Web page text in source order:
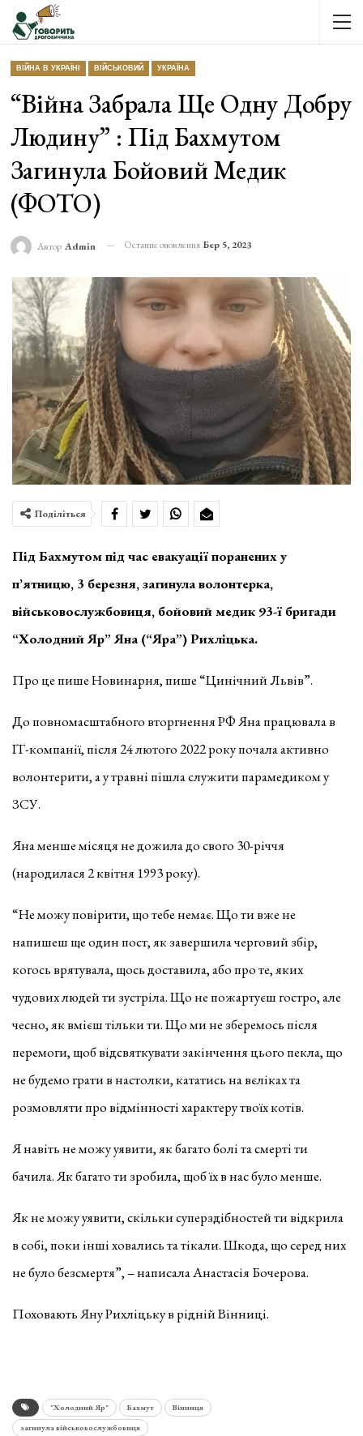
ВІЙНА В УКРАЇНІ ВІЙСЬКОВИЙ УКРАЇНА
“Війна Забрала Ще Одну Добру
Людину” : Під Бахмутом
Загинула Бойовий Медик
(ФОТО)
Автор Admin Останнє оновлення Бер 5, 2023
Поділіться
Під Бахмутом під час евакуації поранених у
п’ятницю, 3 березня, загинула волонтерка,
військовослужбовиця, бойовий медик 93-ї бригади
“Холодний Яр” Яна (“Яра”) Рихліцька.
Про це пише Новинарня, пише “Цинічний Львів”.
До повномасштабного вторгнення РФ Яна працювала в
ІТ-компанії, після 24 лютого 2022 року почала активно
волонтерити, а у травні пішла служити парамедиком у
ЗСУ.
Яна менше місяця не дожила до свого 30-річчя
(народилася 2 квітня 1993 року).
“Не можу повірити, що тебе немає. Що ти вже не
напишеш ще один пост, як завершила черговий збір,
когось врятувала, щось доставила, або про те, яких
чудових людей ти зустріла. Що не пожартуєш гостро, але
чесно, як вмієш тільки ти. Що ми не зберемось після
перемоги, щоб відсвяткувати закінчення цього пекла, що
не будемо грати в настолки, кататись на вєліках та
розмовляти про відмінності характеру твоїх котів.
Я навіть не можу уявити, як багато болі та смерті ти
бачила. Як багато ти зробила, щоб їх в нас було менше.
Як не можу уявити, скільки суперздібностей ти відкрила
в собі, поки інші ховались та тікали. Шкода, що серед них
не було безсмертя”, – написала Анастасія Бочерова.
Поховають Яну Рихліцьку в рідній Вінниці.
"Холодний Яр" Бахмут
Вінниця
загинула військовослужбовиця